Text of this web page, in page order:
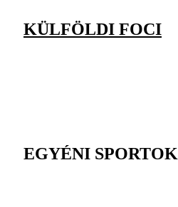
KÜLFÖLDI FOCI
EGYÉNI SPORTOK